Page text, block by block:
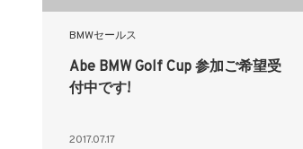
BMWセールス
Abe BMW Golf Cup 参加ご希望受
付中です!
2017.07.17